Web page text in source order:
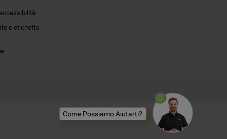
Come Possiamo Aiutarti?
e etichetta